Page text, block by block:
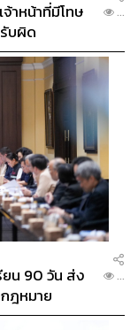
าหน้าที่มีโทษ
บผิด
...
ยน 90 วัน ส่ง
ฎหมาย
...